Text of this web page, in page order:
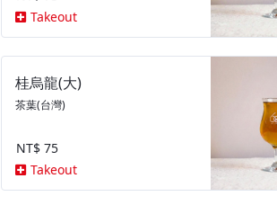
Takeout
桂烏龍(大)
茶葉(台灣)
NT$ 75
Takeout